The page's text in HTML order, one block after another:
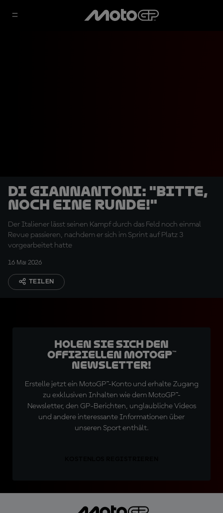
Di Giannantoni: "Bitte,
noch eine Runde!"
Der Italiener lässt seinen Kampf durch das Feld noch einmal
Revue passieren, nachdem er sich im Sprint auf Platz 3
vorgearbeitet hatte
16 Mai 2026
TEILEN
Holen Sie sich den
offiziellen MotoGP™
Newsletter!
Erstelle jetzt ein MotoGP™-Konto und erhalte Zugang
zu exklusiven Inhalten wie dem MotoGP™-
Newsletter, den GP-Berichten, unglaubliche Videos
und andere interessante Informationen über
unseren Sport enthält.